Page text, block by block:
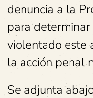
denuncia a la
para
violentado este
la acción penal
Se adjunta